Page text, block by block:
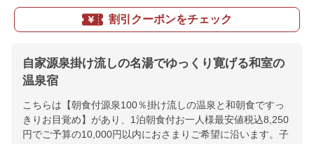
割引クーポンをチェック
自家源泉掛け流しの名湯でゆっくり寛げる和室の
温泉宿
こちらは【朝食付源泉100％掛け流しの温泉と和朝食ですっ
きりお目覚め】があり、1泊朝食付お一人様最安値税込8,250
円でご予算の10,000円以内におさまりご希望に沿います。子